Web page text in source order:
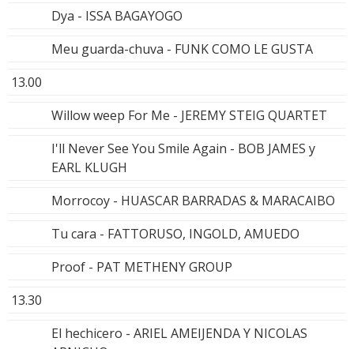
Dya - ISSA BAGAYOGO
Meu guarda-chuva - FUNK COMO LE GUSTA
13.00
Willow weep For Me - JEREMY STEIG QUARTET
I'll Never See You Smile Again - BOB JAMES y
EARL KLUGH
Morrocoy - HUASCAR BARRADAS & MARACAIBO
Tu cara - FATTORUSO, INGOLD, AMUEDO
Proof - PAT METHENY GROUP
13.30
El hechicero - ARIEL AMEIJENDA Y NICOLAS